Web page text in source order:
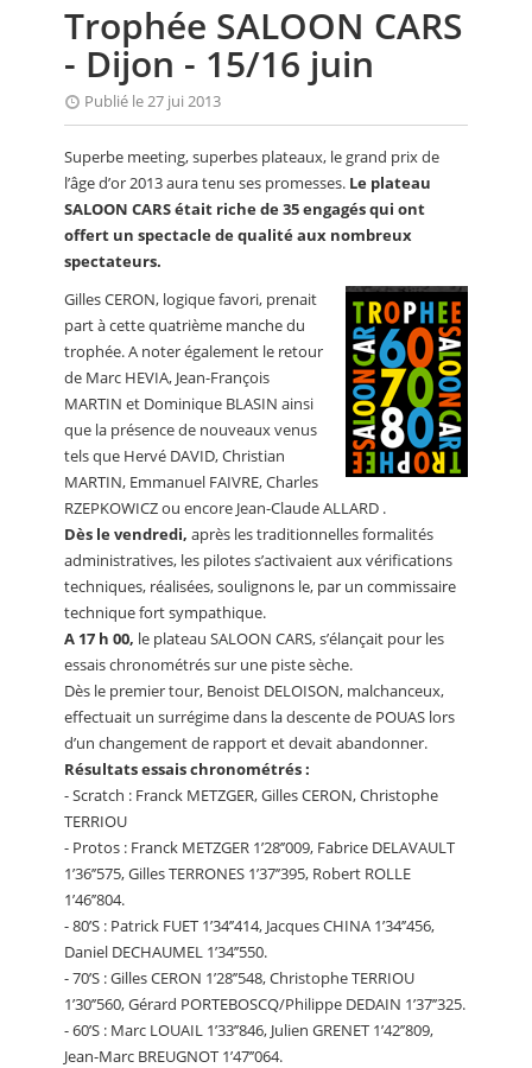
ANNUAIRES
PETITES ANNONCES
Trophée SALOON CARS
- Dijon - 15/16 juin
Publié le 27 jui 2013
Superbe meeting, superbes plateaux, le grand prix de
l’âge d’or 2013 aura tenu ses promesses. Le plateau
SALOON CARS était riche de 35 engagés qui ont
offert un spectacle de qualité aux nombreux
spectateurs.
Gilles CERON, logique favori, prenait
part à cette quatrième manche du
trophée. A noter également le retour
de Marc HEVIA, Jean-François
MARTIN et Dominique BLASIN ainsi
que la présence de nouveaux venus
tels que Hervé DAVID, Christian
MARTIN, Emmanuel FAIVRE, Charles
RZEPKOWICZ ou encore Jean-Claude ALLARD .
Dès le vendredi, après les traditionnelles formalités
administratives, les pilotes s’activaient aux vérifications
techniques, réalisées, soulignons le, par un commissaire
technique fort sympathique.
A 17 h 00, le plateau SALOON CARS, s’élançait pour les
essais chronométrés sur une piste sèche.
Dès le premier tour, Benoist DELOISON, malchanceux,
effectuait un surrégime dans la descente de POUAS lors
d’un changement de rapport et devait abandonner.
Résultats essais chronométrés :
- Scratch : Franck METZGER, Gilles CERON, Christophe
TERRIOU
- Protos : Franck METZGER 1’28’’009, Fabrice DELAVAULT
1’36’’575, Gilles TERRONES 1’37’’395, Robert ROLLE
1’46’’804.
- 80’S : Patrick FUET 1’34’’414, Jacques CHINA 1’34’’456,
Daniel DECHAUMEL 1’34’’550.
- 70’S : Gilles CERON 1’28’’548, Christophe TERRIOU
1’30’’560, Gérard PORTEBOSCQ/Philippe DEDAIN 1’37’’325.
- 60’S : Marc LOUAIL 1’33’’846, Julien GRENET 1’42’’809,
Jean-Marc BREUGNOT 1’47’’064.